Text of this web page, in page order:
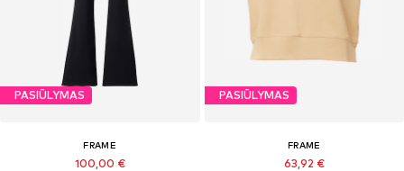
PASIŪLYMAS
FRAME
100,00 €
PASIŪLYMAS
FRAME
63,92 €